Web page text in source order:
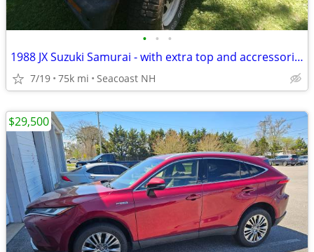
• • •
1988 JX Suzuki Samurai - with extra top and accressories
7/19 75k mi Seacoast NH
$29,500